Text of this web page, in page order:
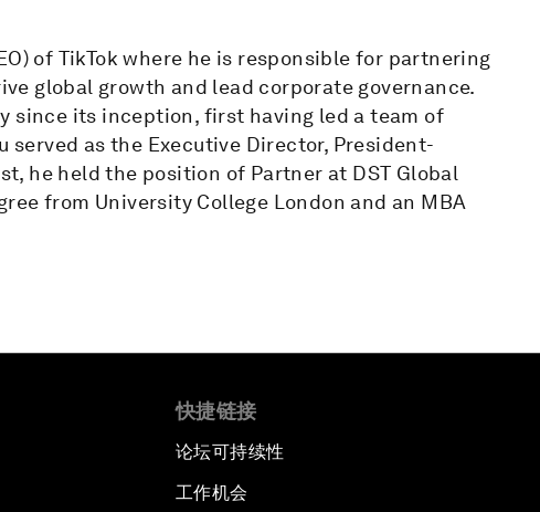
of TikTok where he is responsible for partnering
global growth and lead corporate governance.
since its inception, first having led a team of
served as the Executive Director, President-
he held the position of Partner at DST Global
from University College London and an MBA
快捷链接
论坛可持续性
工作机会